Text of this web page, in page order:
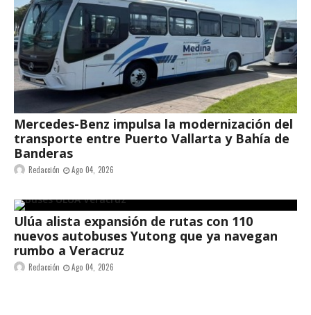
Mercedes-Benz impulsa la modernización del
transporte entre Puerto Vallarta y Bahía de
Banderas
Redacción Ago 04, 2026
Ulúa alista expansión de rutas con 110
nuevos autobuses Yutong que ya navegan
rumbo a Veracruz
Redacción Ago 04, 2026